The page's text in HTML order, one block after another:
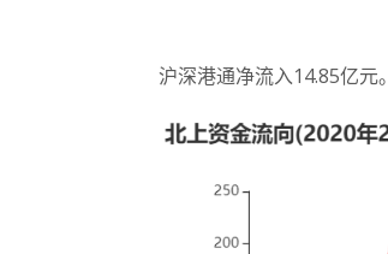
沪深港通净流入14.85亿元。